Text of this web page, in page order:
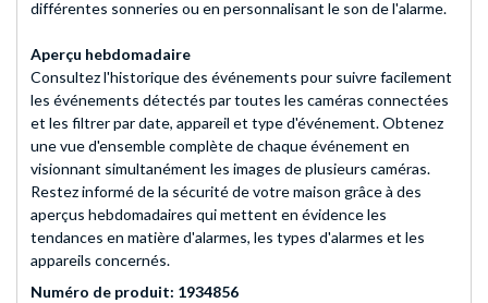
différentes sonneries ou en personnalisant le son de l'alarme.
Aperçu hebdomadaire
Consultez l'historique des événements pour suivre facilement
les événements détectés par toutes les caméras connectées
et les filtrer par date, appareil et type d'événement. Obtenez
une vue d'ensemble complète de chaque événement en
visionnant simultanément les images de plusieurs caméras.
Restez informé de la sécurité de votre maison grâce à des
aperçus hebdomadaires qui mettent en évidence les
tendances en matière d'alarmes, les types d'alarmes et les
appareils concernés.
Numéro de produit: 1934856